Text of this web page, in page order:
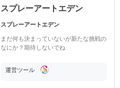
スプレーアートエデン
スプレーアートエデン
まだ何も決まっていないが新たな挑戦の
なにか？期待しないでね
運営ツール